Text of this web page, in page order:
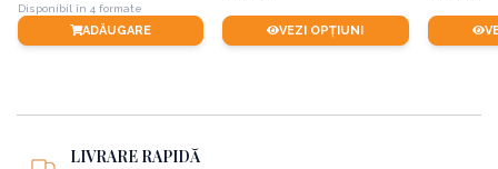
antreprenorii miliardari?
sentiment de puternică loialitate echipei lor?
Disponibil în 4 formate
ADĂUGARE VEZI OPȚIUNI
LIVRARE RAPIDĂ